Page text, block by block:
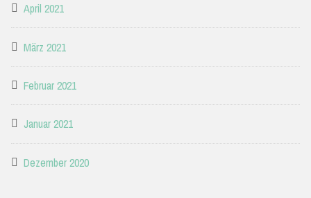
April 2021
März 2021
Februar 2021
Januar 2021
Dezember 2020